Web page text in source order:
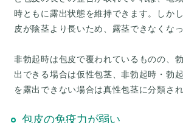
時ともに露出状態を維持できます。しか
皮が陰茎より長いため、露茎できなくな
非勃起時は包皮で覆われているものの、
出できる場合は仮性包茎、非勃起時・勃
包皮の免疫力が弱い